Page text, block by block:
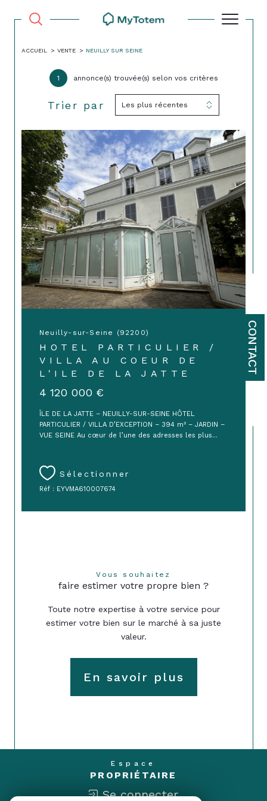
CONTACT
ACCUEIL VENTE NEUILLY SUR SEINE
1 annonce(s) trouvée(s) selon vos critères
Trier par Les plus récentes
Neuilly-sur-Seine (92200)
HOTEL PARTICULIER /
VILLA AU COEUR DE
L'ILE DE LA JATTE
4 120 000 €
ÎLE DE LA JATTE – NEUILLY-SUR-SEINE HÔTEL
PARTICULIER / VILLA D’EXCEPTION – 394 m² – JARDIN –
VUE SEINE Au cœur de l’une des adresses les plus...
Sélectionner
Réf : EYVMA610007674
Vous souhaitez
faire estimer votre propre bien ?
Toute notre expertise à votre service pour
estimer votre bien sur le marché à sa juste
valeur.
En savoir plus
Espace
PROPRIÉTAIRE
Se connecter